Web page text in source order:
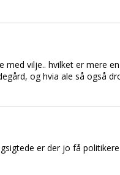
vilje.. hvilket er mere
og hvia ale så også
er der jo få